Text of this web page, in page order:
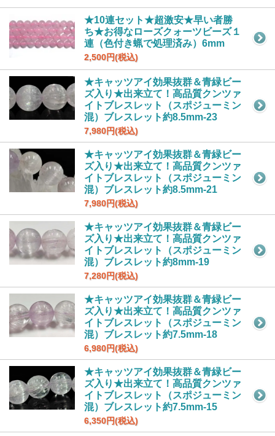
★10連セット★超激安★早い者勝
ち★お得なローズクォーツビーズ１
連（色付き蝋で処理済み）6mm
2,500円(税込)
★キャッツアイ効果抜群＆青緑ビー
ズ入り★出来立て！高品質クンツァ
イトブレスレット（スポジューミン
混）ブレスレット約8.5mm-23
7,980円(税込)
★キャッツアイ効果抜群＆青緑ビー
ズ入り★出来立て！高品質クンツァ
イトブレスレット（スポジューミン
混）ブレスレット約8.5mm-21
7,980円(税込)
★キャッツアイ効果抜群＆青緑ビー
ズ入り★出来立て！高品質クンツァ
イトブレスレット（スポジューミン
混）ブレスレット約8mm-19
7,280円(税込)
★キャッツアイ効果抜群＆青緑ビー
ズ入り★出来立て！高品質クンツァ
イトブレスレット（スポジューミン
混）ブレスレット約7.5mm-18
6,980円(税込)
★キャッツアイ効果抜群＆青緑ビー
ズ入り★出来立て！高品質クンツァ
イトブレスレット（スポジューミン
混）ブレスレット約7.5mm-15
6,350円(税込)